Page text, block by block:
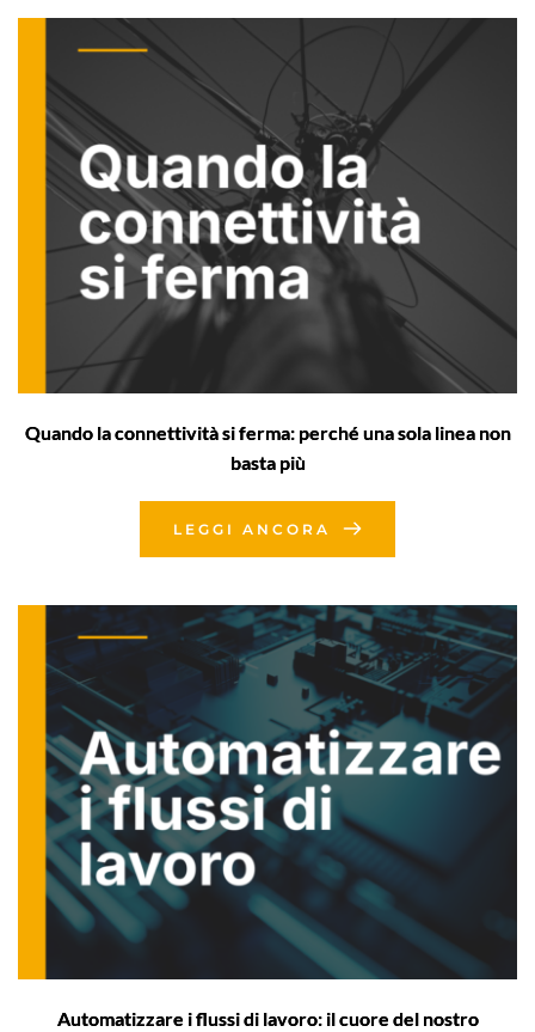
Quando la connettività si ferma: perché una sola linea non
basta più
LEGGI ANCORA
Automatizzare i flussi di lavoro: il cuore del nostro